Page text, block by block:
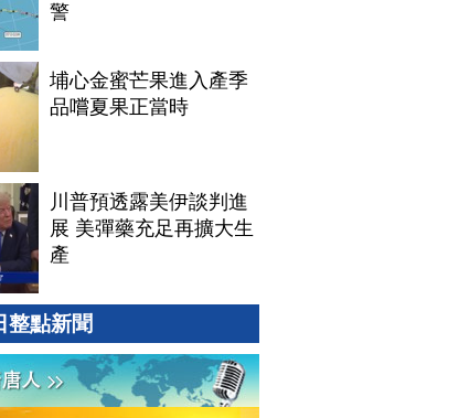
警
埔心金蜜芒果進入產季
品嚐夏果正當時
川普預透露美伊談判進
展 美彈藥充足再擴大生
產
整點新聞